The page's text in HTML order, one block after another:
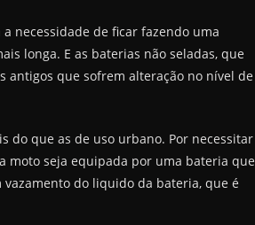
necessidade de ficar fazendo uma
longa. E as baterias não seladas, que
antigos que sofrem alteração no nível de
do que as de uso urbano. Por necessitar
moto seja equipada por uma bateria que
do liquido da bateria, que é